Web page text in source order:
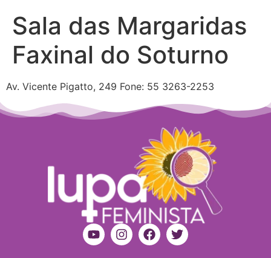
Sala das Margaridas
Faxinal do Soturno
Av. Vicente Pigatto, 249 Fone: 55 3263-2253